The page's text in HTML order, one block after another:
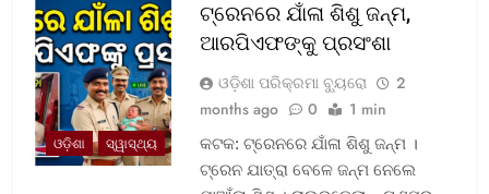
ଓଡ଼ିଶା ସ୍ୱାସ୍ଥ୍ୟ
ଟ୍ରେନରେ ଯାଁଳା ଶିଶୁ ଜନ୍ମ,
ଆରପିଏଫଙ୍କୁ ପ୍ରସଂଶା
ଓଡ଼ିଶା ପରିକ୍ରମା ବ୍ୟୁରୋ
2
months ago
0 1 min
କଟକ: ଟ୍ରେନରେ ଯାଁଳା ଶିଶୁ ଜନ୍ମ ।
ଟ୍ରେନ ଯାତ୍ରା ବେଳେ ଜନ୍ମ ନେଲେ